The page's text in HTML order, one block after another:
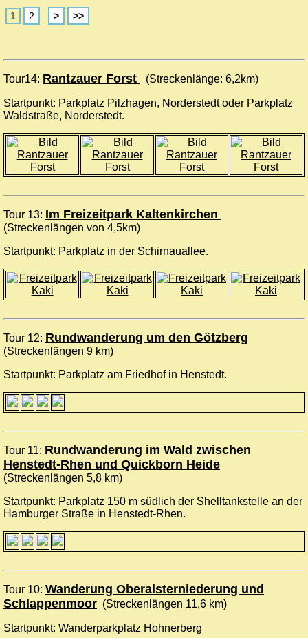
1 2 > >>
Tour14: Rantzauer Forst (Streckenlänge: 6,2km)
Startpunkt: Parkplatz Pilzhagen, Norderstedt oder Parkplatz
Waldstraße, Norderstedt.
Tour 13: Im Freizeitpark Kaltenkirchen
(Streckenlängen von 4,5km)
Startpunkt: Parkplatz in der Schirnauallee.
Tour 12: Rundwanderung um den Götzberg
(Streckenlängen 9 km)
Startpunkt: Parkplatz am Friedhof in Henstedt.
Tour 11: Rundwanderung im Wald zwischen
Henstedt-Rhen und Quickborn Heide
(Streckenlängen 5,8 km)
Startpunkt: Parkplatz 150 m südlich der Shelltankstelle an der
Hamburger Straße in Henstedt-Rhen.
Tour 10: Wanderung Oberalsterniederung und
Schlappenmoor (Streckenlängen 11,6 km)
Startpunkt: Wanderparkplatz Hohnerberg